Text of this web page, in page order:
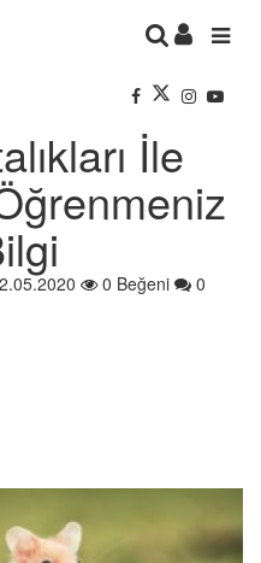
İle
0 Beğeni
0